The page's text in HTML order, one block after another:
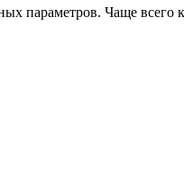
параметров. Чаще